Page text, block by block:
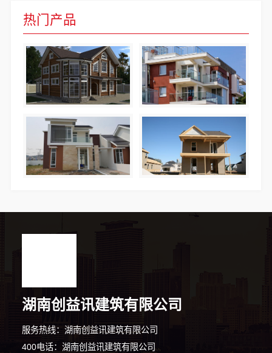
热门产品
湖南创益讯建筑有限公司
服务热线：湖南创益讯建筑有限公司
400电话：湖南创益讯建筑有限公司